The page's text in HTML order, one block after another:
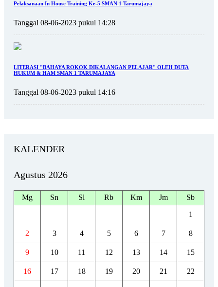
Pelaksanaan In House Training Ke-5 SMAN 1 Tarumajaya
Tanggal 08-06-2023 pukul 14:28
LITERASI "BAHAYA ROKOK DIKALANGAN PELAJAR" OLEH DUTA
HUKUM & HAM SMAN 1 TARUMAJAYA
Tanggal 08-06-2023 pukul 14:16
KALENDER
Agustus 2026
Mg Sn Sl Rb Km Jm Sb
1
2 3 4 5 6 7 8
9 10 11 12 13 14 15
16 17 18 19 20 21 22